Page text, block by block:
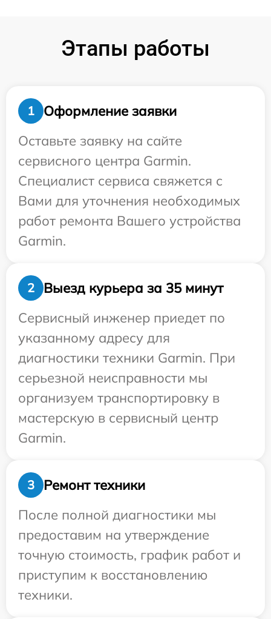
Этапы работы
1
Оформление заявки
Оставьте заявку на сайте
сервисного центра Garmin.
Специалист сервиса свяжется с
Вами для уточнения необходимых
работ ремонта Вашего устройства
Garmin.
2
Выезд курьера за 35 минут
Сервисный инженер приедет по
указанному адресу для
диагностики техники Garmin. При
серьезной неисправности мы
организуем транспортировку в
мастерскую в сервисный центр
Garmin.
3
Ремонт техники
После полной диагностики мы
предоставим на утверждение
точную стоимость, график работ и
приступим к восстановлению
техники.